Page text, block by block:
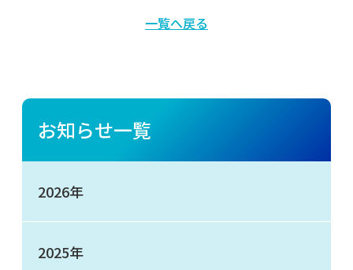
一覧へ戻る
お知らせ一覧
2026年
2025年